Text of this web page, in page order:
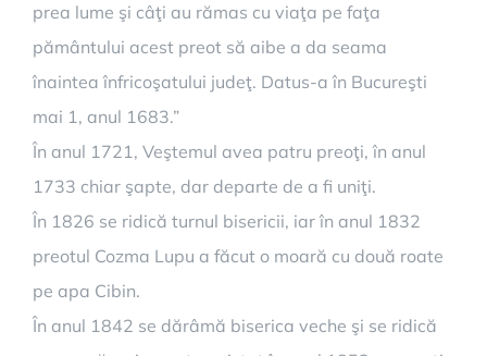
prea lume şi câţi au rămas cu viaţa pe faţa
pământului acest preot să aibe a da seama
înaintea înfricoşatului judeţ. Datus-a în Bucureşti
mai 1, anul 1683.”
În anul 1721, Veştemul avea patru preoţi, în anul
1733 chiar şapte, dar departe de a fi uniţi.
În 1826 se ridică turnul bisericii, iar în anul 1832
preotul Cozma Lupu a făcut o moară cu două roate
pe apa Cibin.
În anul 1842 se dărâmă biserica veche şi se ridică